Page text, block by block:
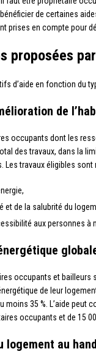
de certaines
prises en compte pour
proposées par
d’aide en fonction du
de
occupants dont les
des travaux, dans la
Les travaux éligibles sont
et de la salubrité du
aux personnes à
occupants et
de leur
moins 35 %. L’aide
occupants et de 15
logement au